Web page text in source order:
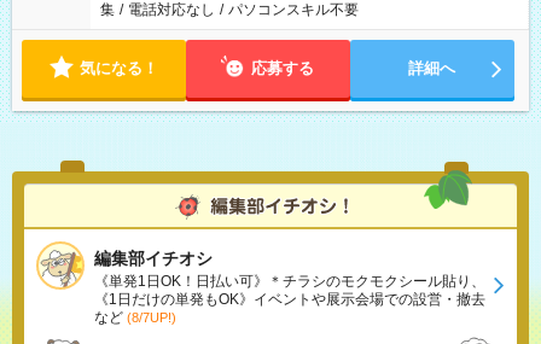
集 / 電話対応なし / パソコンスキル不要
気になる！ 応募する 詳細へ
編集部イチオシ
《単発1日OK！日払い可》＊チラシのモクモクシール貼り、
《1日だけの単発もOK》イベントや展示会場での設営・撤去
など (8/7UP!)